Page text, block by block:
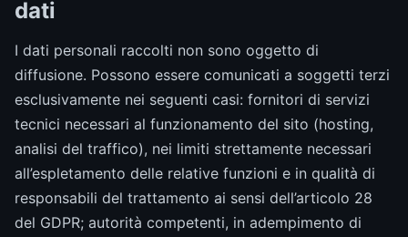
dati
I dati personali raccolti non sono oggetto di
diffusione. Possono essere comunicati a soggetti terzi
esclusivamente nei seguenti casi: fornitori di servizi
tecnici necessari al funzionamento del sito (hosting,
analisi del traffico), nei limiti strettamente necessari
all’espletamento delle relative funzioni e in qualità di
responsabili del trattamento ai sensi dell’articolo 28
del GDPR; autorità competenti, in adempimento di